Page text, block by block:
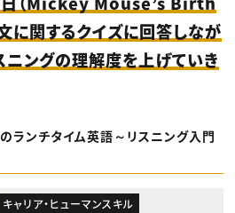
に関するクイズに回答しなが
ニングの理解度を上げていき
ランチタイム英語～リスニング入門
キャリア・ヒューマンスキル